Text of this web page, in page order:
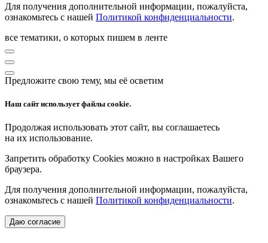
Для получения дополнительной информации, пожалуйста,
ознакомьтесь с нашей Политикой конфиденциальности.
все тематики, о которых пишем в ленте
Предложите свою тему, мы её осветим
Наш сайт использует файлы cookie.
Продолжая использовать этот сайт, вы соглашаетесь
на их использование.
Запретить обработку Cookies можно в настройках Вашего
браузера.
Для получения дополнительной информации, пожалуйста,
ознакомьтесь с нашей Политикой конфиденциальности.
Даю согласие